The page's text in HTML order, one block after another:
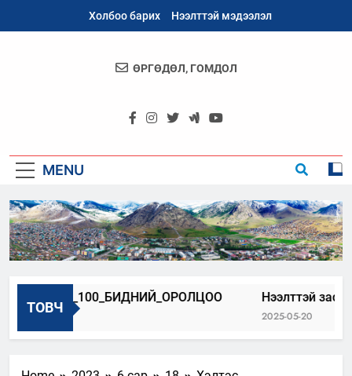
Холбоо барих Нээлттэй мэдээлэл
Архангай
ӨРГӨДӨЛ, ГОМДОЛ
MENU
ТОВЧ
06-22
Нээлттэй
2025-05-20